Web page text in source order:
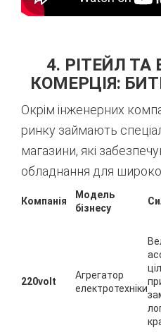
4. РІТЕЙЛ
КОМЕРЦІЯ:
Окрім інженерних
ринку займають
магазини, які
обладнання для
Компанія
Модель
бізнесу
220volt
Агрегатор
електротехніки